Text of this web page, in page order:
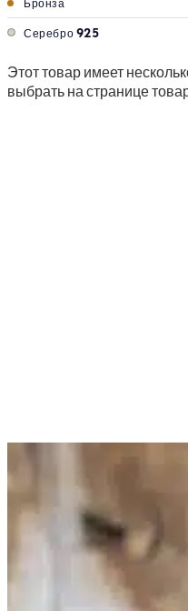
Бронза
Серебро 925
Этот товар имеет
выбрать на странице